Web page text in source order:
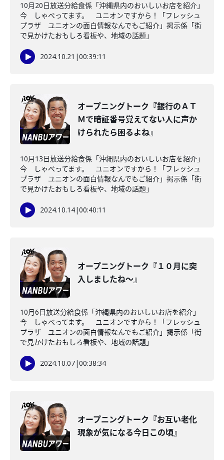
10月20日放送分給食係「沖縄県内のおいしいお店を紹介」
今 しゃべってます。 ユニオンですから！「フレッシュ
プラザ ユニオンの面白情報なんでもご紹介」掲示係「街
で見かけたおもしろ看板や、地域の話題」
2024.10.21 |00:39:11
オープニングトーク『銀行のＡＴ
Ｍで暗証番号覚えてない人に声か
けられたら困るよね』
10月13日放送分給食係「沖縄県内のおいしいお店を紹介」
今 しゃべってます。 ユニオンですから！「フレッシュ
プラザ ユニオンの面白情報なんでもご紹介」掲示係「街
で見かけたおもしろ看板や、地域の話題」
2024.10.14|00:40:11
オープニングトーク『１０月に突
入しましたね～』
10月6日放送分給食係「沖縄県内のおいしいお店を紹介」
今 しゃべってます。 ユニオンですから！「フレッシュ
プラザ ユニオンの面白情報なんでもご紹介」掲示係「街
で見かけたおもしろ看板や、地域の話題」
2024.10.07|00:38:34
オープニングトーク『お互い老化
現象が気になる今日この頃』